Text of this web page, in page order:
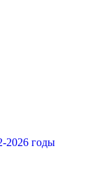
2026 годы